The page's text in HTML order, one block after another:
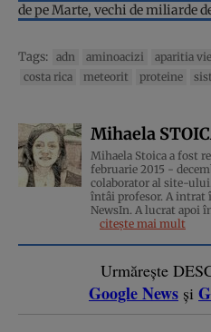
de pe Marte, vechi de miliarde
Tags: adn aminoacizi aparitia
costa rica
meteorit proteine
Mihaela
Mihaela Stoica a fost
februarie 2015 -
colaborator al site-
întâi profesor. A intrat
NewsIn. A lucrat apoi
citește mai mult
Urmărește
Google News și